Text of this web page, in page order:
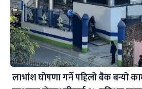
लाभांश घोषणा गर्ने पहिलो बैंक बन्यो